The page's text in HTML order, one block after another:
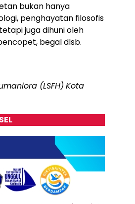
bukan hanya
penghayatan filosofis
juga dihuni oleh
begal dlsb.
(LSFH) Kota